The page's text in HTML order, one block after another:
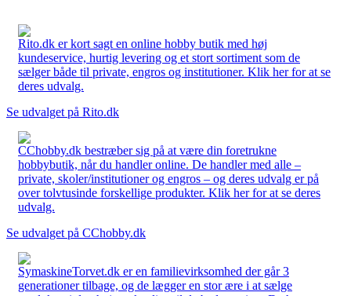
Rito.dk er kort sagt en online hobby butik med høj
kundeservice, hurtig levering og et stort sortiment som de
sælger både til private, engros og institutioner. Klik her for at se
deres udvalg.
Se udvalget på Rito.dk
CChobby.dk bestræber sig på at være din foretrukne
hobbybutik, når du handler online. De handler med alle –
private, skoler/institutioner og engros – og deres udvalg er på
over tolvtusinde forskellige produkter. Klik her for at se deres
udvalg.
Se udvalget på CChobby.dk
SymaskineTorvet.dk er en familievirksomhed der går 3
generationer tilbage, og de lægger en stor ære i at sælge